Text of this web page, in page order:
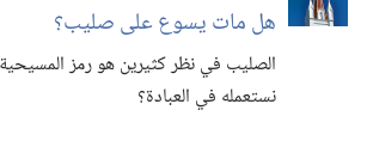
هل مات يسوع على صليب؟‏
الصليب في نظر كثيرين هو رمز
نستعمله في العبادة؟‏